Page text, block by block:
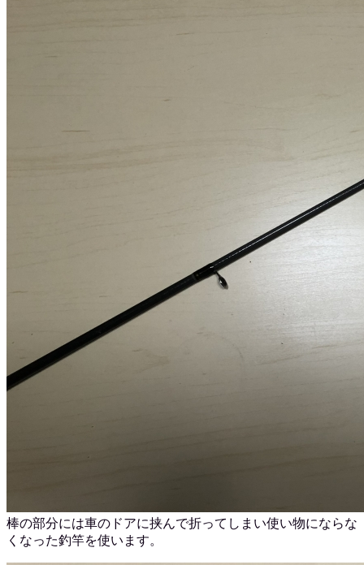
棒の部分には車のドアに挟んで折ってしまい使い物にならな
くなった釣竿を使います。